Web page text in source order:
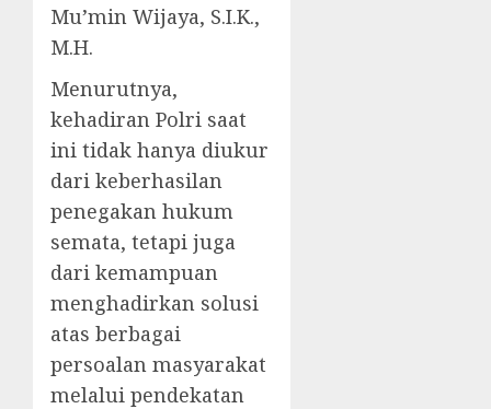
Mu’min Wijaya, S.I.K.,
M.H.
Menurutnya,
kehadiran Polri saat
ini tidak hanya diukur
dari keberhasilan
penegakan hukum
semata, tetapi juga
dari kemampuan
menghadirkan solusi
atas berbagai
persoalan masyarakat
melalui pendekatan